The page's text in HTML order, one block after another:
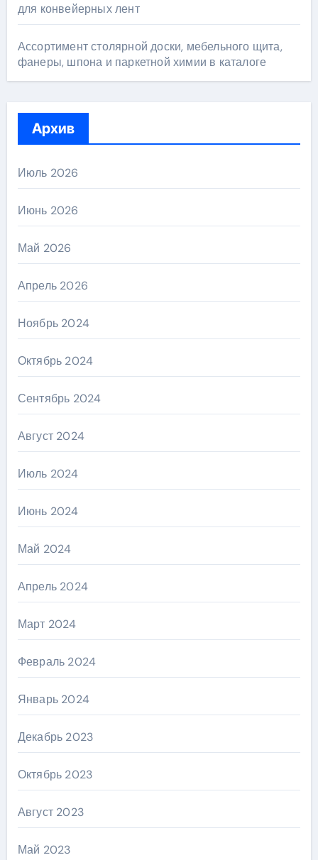
для конвейерных лент
Ассортимент столярной доски, мебельного щита,
фанеры, шпона и паркетной химии в каталоге
Архив
Июль 2026
Июнь 2026
Май 2026
Апрель 2026
Ноябрь 2024
Октябрь 2024
Сентябрь 2024
Август 2024
Июль 2024
Июнь 2024
Май 2024
Апрель 2024
Март 2024
Февраль 2024
Январь 2024
Декабрь 2023
Октябрь 2023
Август 2023
Май 2023